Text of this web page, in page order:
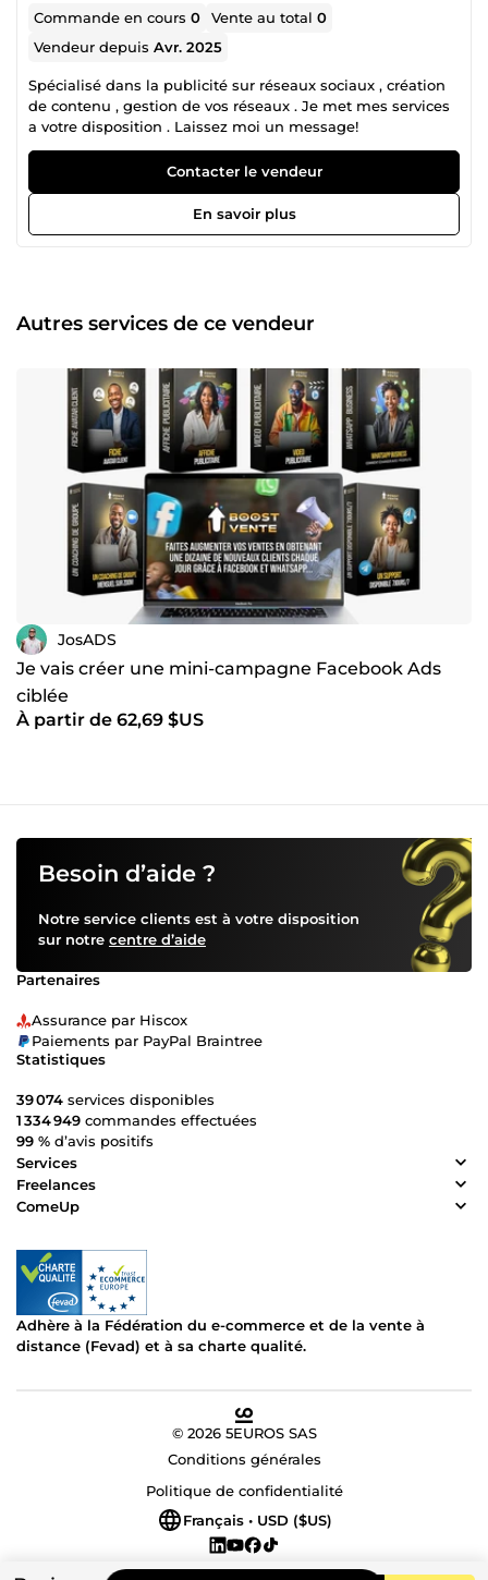
Commande en cours0 Vente au total0
Vendeur depuisAvr. 2025
Spécialisé dans la publicité sur réseaux sociaux , création
de contenu , gestion de vos réseaux . Je met mes services
a votre disposition . Laissez moi un message!
Contacter le vendeur
En savoir plus
Autres services de ce vendeur
JosADS
Je vais créer une mini-campagne Facebook Ads
ciblée
À partir de 62,69 $US
Besoin d’aide ?
Notre service clients est à votre disposition
sur notre centre d’aide
Partenaires
Assurance par Hiscox
Paiements par PayPal Braintree
Statistiques
39 074 services disponibles
1 334 949 commandes effectuées
99 % d’avis positifs
Services
Freelances
ComeUp
Adhère à la Fédération du e-commerce et de la vente à
distance (Fevad) et à sa charte qualité.
© 2026 5EUROS SAS
Conditions générales
Politique de confidentialité
Français • USD ($US)